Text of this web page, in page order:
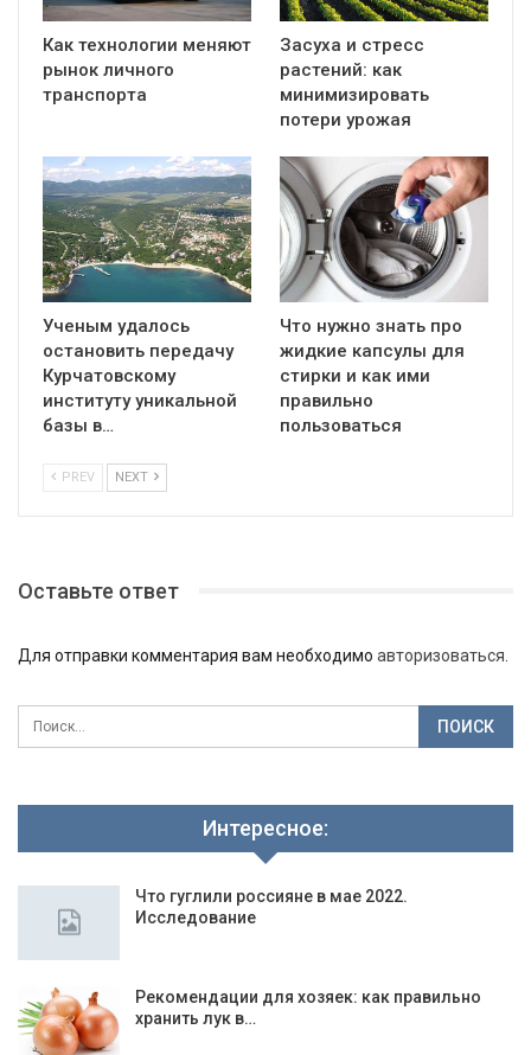
Как технологии меняют
рынок личного
транспорта
Засуха и стресс
растений: как
минимизировать
потери урожая
Ученым удалось
остановить передачу
Курчатовскому
институту уникальной
базы в…
Что нужно знать про
жидкие капсулы для
стирки и как ими
правильно
пользоваться
PREV NEXT
Оставьте ответ
Для отправки комментария вам необходимо авторизоваться
Интересное:
Что гуглили россияне в мае 2022.
Исследование
Рекомендации для хозяек: как правильно
хранить лук в…